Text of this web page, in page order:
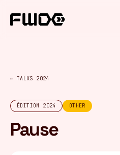
← TALKS 2024
ÉDITION 2024 OTHER
Pause